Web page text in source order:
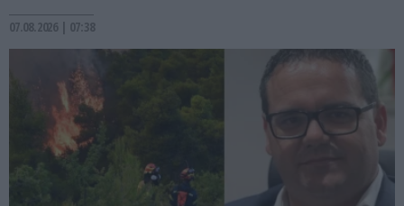
07.08.2026 | 07:38